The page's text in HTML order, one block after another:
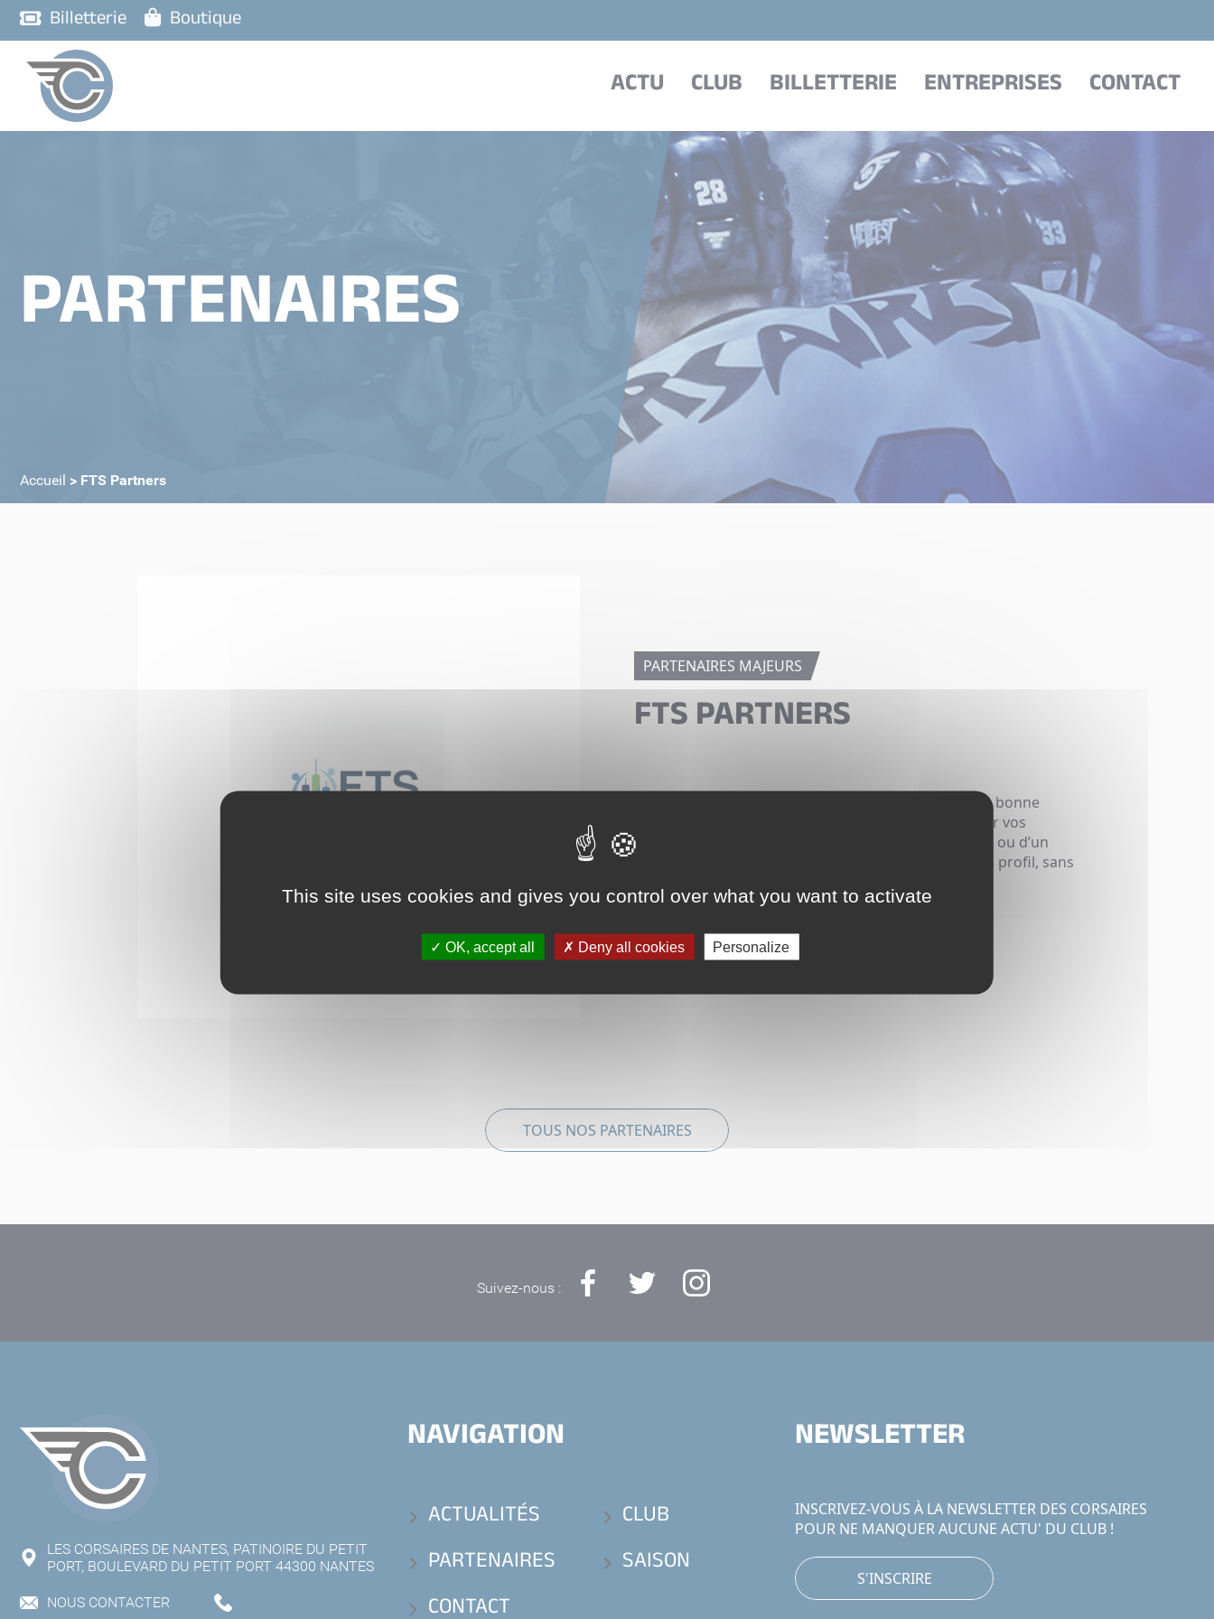
Billetterie Boutique
ACTU CLUB BILLETTERIE ENTREPRISES CONTACT
PARTENAIRES
Accueil > FTS Partners
PARTENAIRES MAJEURS
FTS PARTNERS
FTS Partners, cabinet de conseil, met à disposition la bonne
expertise au bon moment pour sécuriser et accélérer vos
projets clés. Qu’il s’agisse d’un salarié, d’un freelance ou d’un
expert en portage salarial, nous coordonnons le bon profil, sans
TOUS NOS PARTENAIRES
Suivez-nous :
LES CORSAIRES DE NANTES, PATINOIRE DU PETIT
PORT, BOULEVARD DU PETIT PORT 44300 NANTES
NOUS CONTACTER
NAVIGATION
ACTUALITÉS
CLUB
PARTENAIRES
SAISON
CONTACT
NEWSLETTER
INSCRIVEZ-VOUS À LA NEWSLETTER DES CORSAIRES
POUR NE MANQUER AUCUNE ACTU' DU CLUB !
S'INSCRIRE
This site uses cookies and gives you control over what you want to activate
OK, accept all Deny all cookies Personalize